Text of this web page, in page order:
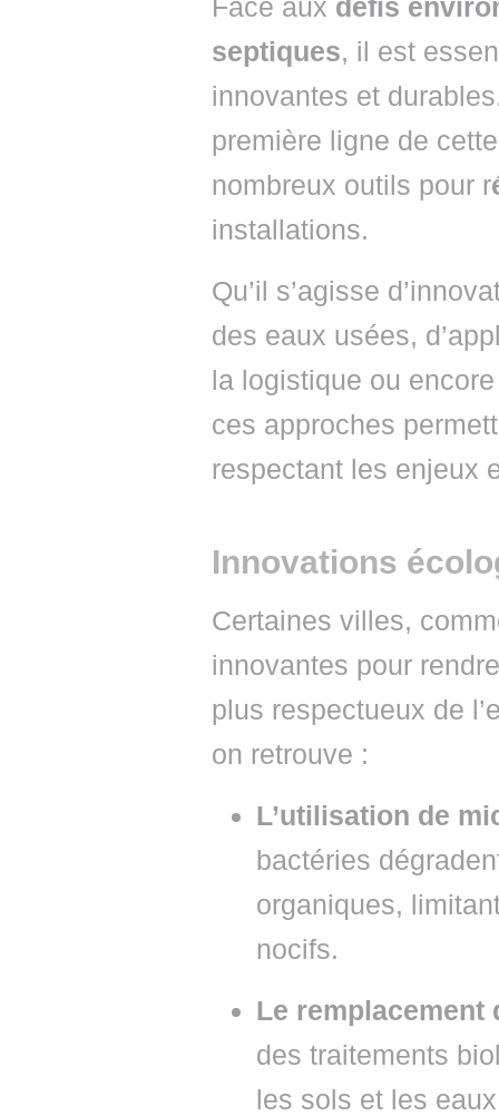
Face aux défis
septiques, il est
innovantes et
première ligne de
nombreux outils pour r
installations.
Qu’il s’agisse
des eaux usées,
la logistique ou
ces approches
respectant les enjeux
Innovations
Certaines villes,
innovantes pour
plus respectueux de
on retrouve :
L’utilisation de
bactéries
organiques,
nocifs.
Le
des traitements
les sols et les